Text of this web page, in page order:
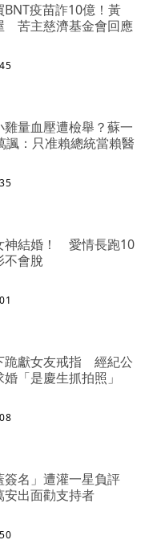
疫苗詐10億！黃
苦主慈濟基金會回應
量血壓遭檢舉？蘇一
諷：只准賴總統當賴醫
神結婚！ 愛情長跑10
不會脫
跪獻女友戒指 經紀公
「是慶生抓拍照」
簽名」遭灌一星負評
安出面勸支持者